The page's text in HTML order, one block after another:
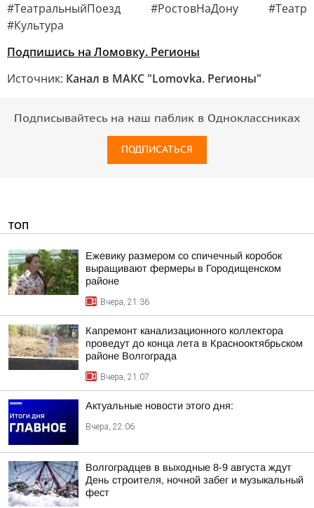
#ТеатральныйПоезд #РостовНаДону #Театр
#Культура
Подпишись на Ломовку. Регионы
Источник: Канал в МАКС "Lomovka. Регионы"
Подписывайтесь на наш паблик в Одноклассниках
ПОДПИСАТЬСЯ
ТОП
Ежевику размером со спичечный коробок
выращивают фермеры в Городищенском
районе
Вчера, 21:36
Капремонт канализационного коллектора
проведут до конца лета в Краснооктябрьском
районе Волгограда
Вчера, 21:07
Актуальные новости этого дня:
Вчера, 22:06
Волгоградцев в выходные 8-9 августа ждут
День строителя, ночной забег и музыкальный
фест